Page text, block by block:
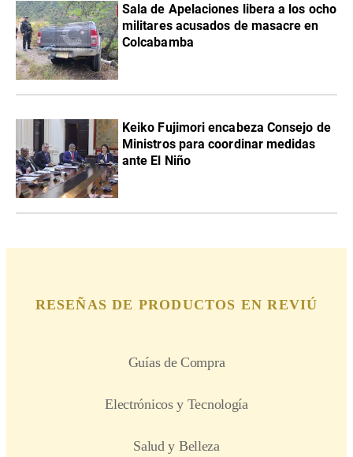
Sala de Apelaciones libera a los ocho
militares acusados de masacre en
Colcabamba
Keiko Fujimori encabeza Consejo de
Ministros para coordinar medidas
ante El Niño